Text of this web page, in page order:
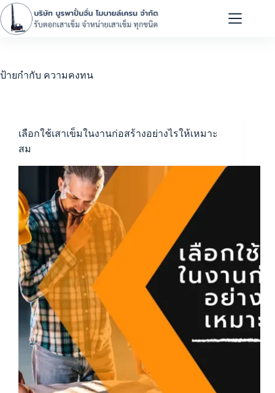
ป้ายกำกับ ความคงทน
เลือกใช้เสาเข็มในงานก่อสร้างอย่างไรให้เหมาะ
สม